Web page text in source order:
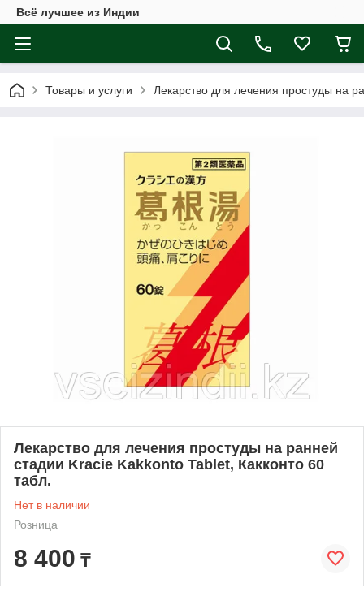
Всё лучшее из Индии
Товары и услуги Лекарство для лечения простуды на
Лекарство для лечения простуды на ранней
стадии Kracie Kakkonto Tablet, Какконто 60
табл.
Нет в наличии
Розница
8 400 ₸